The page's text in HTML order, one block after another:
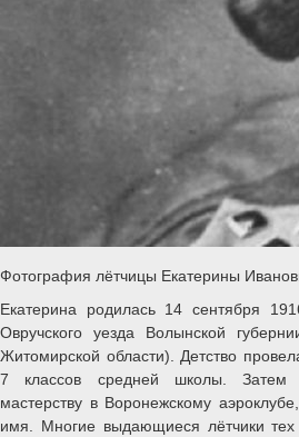
Фотография лётчицы Екатерины
Екатерина родилась 14 сентября
Овручского уезда Волынской
Житомирской области). Детство
7 классов средней школы. Затем
мастерству в Воронежскому
имя. Многие выдающиеся лётчики тех